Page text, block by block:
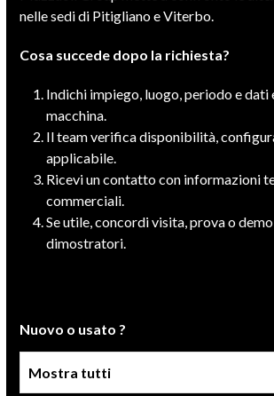
nelle sedi di Pitigliano e Viterbo.
Cosa succede dopo la richiesta?
Indichi impiego, luogo, periodo e dati
macchina.
Il team verifica disponibilità,
applicabile.
Ricevi un contatto con informazioni
commerciali.
Se utile, concordi visita, prova o
dimostratori.
Nuovo o usato ?